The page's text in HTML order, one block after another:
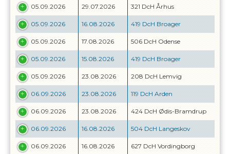
05.09.2026 29.07.2026 321 DcH Århus
05.09.2026 16.08.2026 419 DcH Broager
05.09.2026 17.08.2026 506 DcH Odense
05.09.2026 15.08.2026 419 DcH Broager
05.09.2026 23.08.2026 208 DcH Lemvig
06.09.2026 23.08.2026 119 DcH Arden
06.09.2026 23.08.2026 424 DcH Ødis-Bramdrup
06.09.2026 16.08.2026 504 DcH Langeskov
06.09.2026 16.08.2026 627 DcH Vordingborg